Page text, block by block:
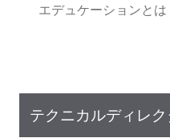
エデュケーションとは
テクニカルディレ